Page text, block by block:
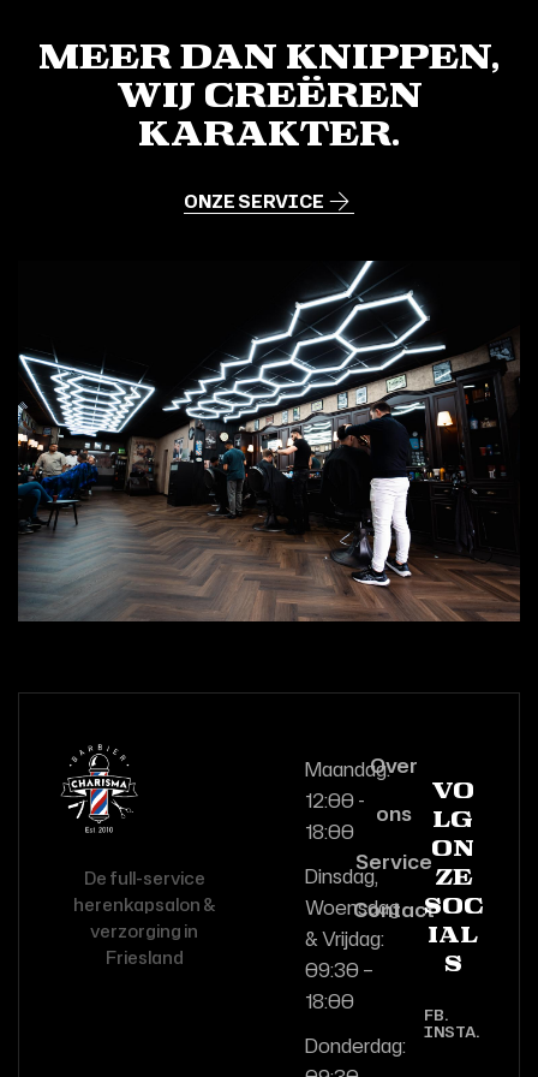
Meer dan knippen,
Wij creëren
karakter.
ONZE SERVICE
De full-service
herenkapsalon &
verzorging in
Friesland
Maandag:
12:00 -
18:00
Dinsdag,
Woensdag
& Vrijdag:
09:30 –
18:00
Donderdag:
Over
ons
Service
Contact
Vo
lg
on
ze
soc
ial
s
FB.
INSTA.